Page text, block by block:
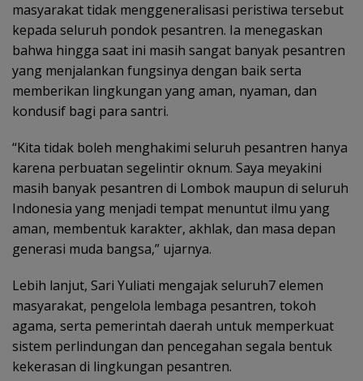
masyarakat tidak menggeneralisasi peristiwa tersebut
kepada seluruh pondok pesantren. Ia menegaskan
bahwa hingga saat ini masih sangat banyak pesantren
yang menjalankan fungsinya dengan baik serta
memberikan lingkungan yang aman, nyaman, dan
kondusif bagi para santri.
“Kita tidak boleh menghakimi seluruh pesantren hanya
karena perbuatan segelintir oknum. Saya meyakini
masih banyak pesantren di Lombok maupun di seluruh
Indonesia yang menjadi tempat menuntut ilmu yang
aman, membentuk karakter, akhlak, dan masa depan
generasi muda bangsa,” ujarnya.
Lebih lanjut, Sari Yuliati mengajak seluruh7 elemen
masyarakat, pengelola lembaga pesantren, tokoh
agama, serta pemerintah daerah untuk memperkuat
sistem perlindungan dan pencegahan segala bentuk
kekerasan di lingkungan pesantren.